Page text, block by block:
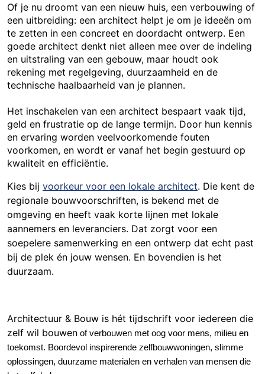
Of je nu droomt van een nieuw huis, een verbouwing of
een uitbreiding: een architect helpt je om je ideeën om
te zetten in een concreet en doordacht ontwerp. Een
goede architect denkt niet alleen mee over de indeling
en uitstraling van een gebouw, maar houdt ook
rekening met regelgeving, duurzaamheid en de
technische haalbaarheid van je plannen.
Het inschakelen van een architect bespaart vaak tijd,
geld en frustratie op de lange termijn. Door hun kennis
en ervaring worden veelvoorkomende fouten
voorkomen, en wordt er vanaf het begin gestuurd op
kwaliteit en efficiëntie.
Kies bij voorkeur voor een lokale architect. Die kent de
regionale bouwvoorschriften, is bekend met de
omgeving en heeft vaak korte lijnen met lokale
aannemers en leveranciers. Dat zorgt voor een
soepelere samenwerking en een ontwerp dat echt past
bij de plek én jouw wensen. En bovendien is het
duurzaam.
Architectuur & Bouw is hét tijdschrift voor iedereen die
zelf wil bouwen of verbouwen met oog voor mens, milieu en
toekomst. Boordevol inspirerende zelfbouwwoningen, slimme
oplossingen, duurzame materialen en verhalen van mensen die